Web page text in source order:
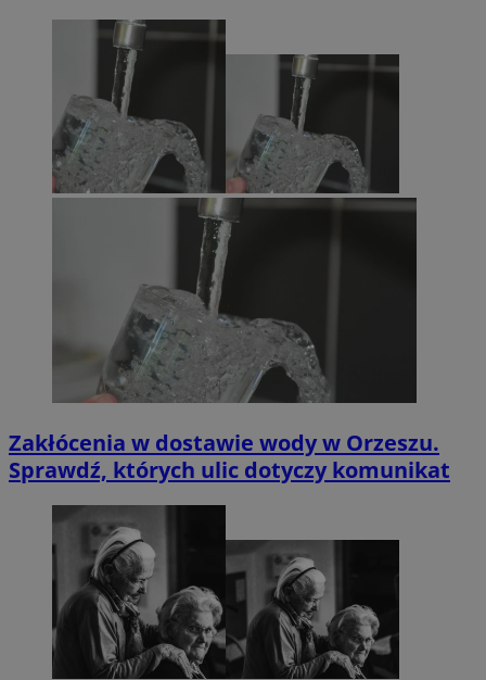
Zakłócenia w dostawie wody w Orzeszu.
Sprawdź, których ulic dotyczy komunikat